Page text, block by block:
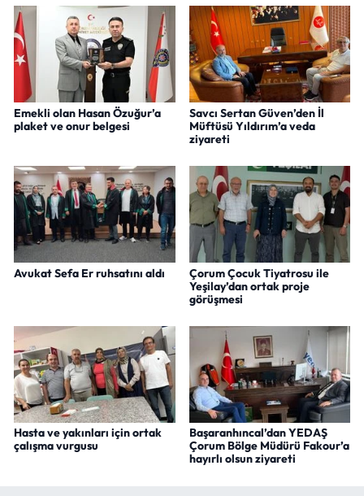
Emekli olan Hasan Özuğur’a
plaket ve onur belgesi
Savcı Sertan Güven’den İl
Müftüsü Yıldırım’a veda
ziyareti
Avukat Sefa Er ruhsatını aldı
Çorum Çocuk Tiyatrosu ile
Yeşilay’dan ortak proje
görüşmesi
Hasta ve yakınları için ortak
çalışma vurgusu
Başaranhıncal’dan YEDAŞ
Çorum Bölge Müdürü Fakour’a
hayırlı olsun ziyareti